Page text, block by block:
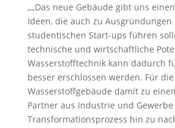
„„Das neue Gebäude gibt uns
Ideen, die auch zu Ausgründungen
studentischen Start-ups führen
technische und wirtschaftliche
Wasserstofftechnik kann dadurch
besser erschlossen werden. Für
Wasserstoffgebäude damit zu
Partner aus Industrie und
Transformationsprozess hin zu